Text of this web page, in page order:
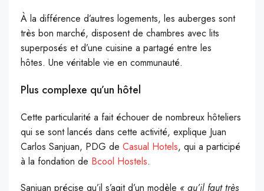
À la différence d’autres logements, les auberges sont
très bon marché, disposent de chambres avec lits
superposés et d’une cuisine a partagé entre les
hôtes. Une véritable vie en communauté.
Plus complexe qu’un hôtel
Cette particularité a fait échouer de nombreux hôteliers
qui se sont lancés dans cette activité, explique Juan
Carlos Sanjuan, PDG de Casual Hotels, qui a participé
à la fondation de Bcool Hostels.
Sanjuan précise qu’il s’agit d’un modèle « qu’il faut très